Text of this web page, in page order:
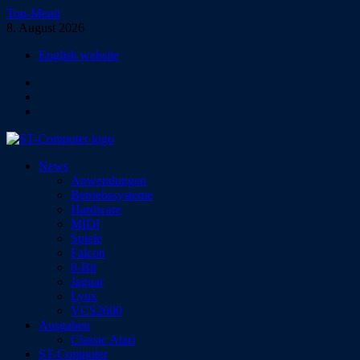
Zum
Inhalt
Top-Menü
8. August 2026
English website
ST-Computer
Das Magazin für Atari-Computer und -Konsolen
News
Anwendungen
Betriebssysteme
Hardware
MIDI
Spiele
Falcon
8-Bit
Jaguar
Lynx
VCS2600
Ausgaben
Classic Atari
ST-Computer